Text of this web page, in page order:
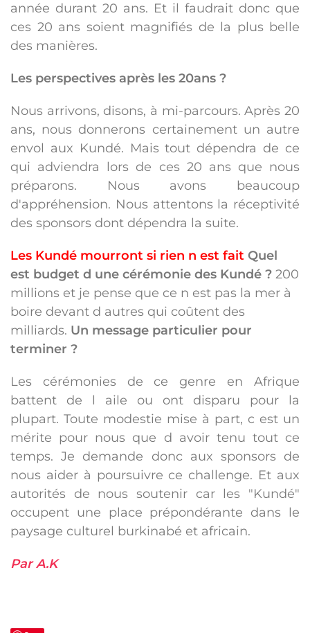
année durant 20 ans. Et il faudrait donc que
ces 20 ans soient magnifiés de la plus belle
des manières.
Les perspectives après les 20ans ?
Nous arrivons, disons, à mi-parcours. Après 20
ans, nous donnerons certainement un autre
envol aux Kundé. Mais tout dépendra de ce
qui adviendra lors de ces 20 ans que nous
préparons. Nous avons beaucoup
d'appréhension. Nous attentons la réceptivité
des sponsors dont dépendra la suite.
Les Kundé mourront si rien n est fait Quel
est budget d une cérémonie des Kundé ? 200
millions et je pense que ce n est pas la mer à
boire devant d autres qui coûtent des
milliards. Un message particulier pour
terminer ?
Les cérémonies de ce genre en Afrique
battent de l aile ou ont disparu pour la
plupart. Toute modestie mise à part, c est un
mérite pour nous que d avoir tenu tout ce
temps. Je demande donc aux sponsors de
nous aider à poursuivre ce challenge. Et aux
autorités de nous soutenir car les "Kundé"
occupent une place prépondérante dans le
paysage culturel burkinabé et africain.
Par A.K